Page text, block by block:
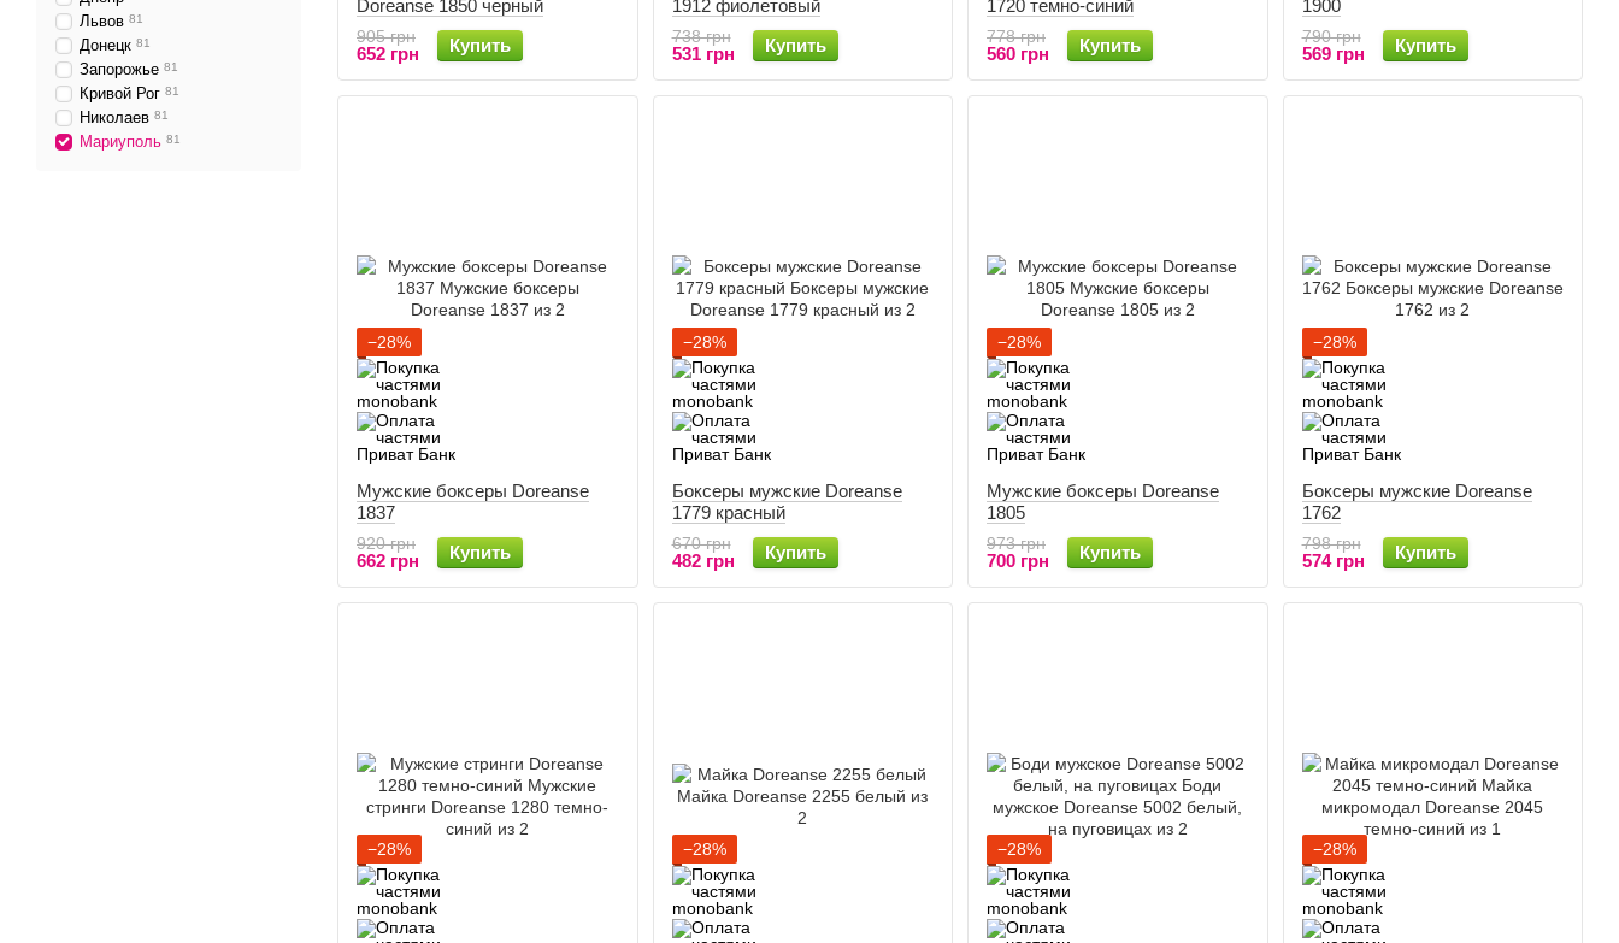
Doreanse 1850 черный
905 грн
652 грн Купить
1912 фиолетовый
738 грн
531 грн Купить
1720 темно-синий
778 грн
560 грн Купить
1900
790 грн
569 грн Купить
−28%
Мужские боксеры Doreanse
1837
920 грн
662 грн Купить
−28%
Боксеры мужские Doreanse
1779 красный
670 грн
482 грн Купить
−28%
Мужские боксеры Doreanse
1805
973 грн
700 грн Купить
−28%
Боксеры мужские Doreanse
1762
798 грн
574 грн Купить
−28% −28% −28% −28%
Львов 81
Донецк 81
Запорожье 81
Кривой Рог 81
Николаев 81
Мариуполь 81